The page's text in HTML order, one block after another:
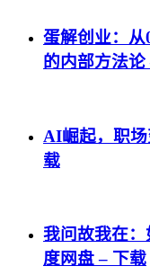
蛋解创业：
的内部方法
AI崛起，职
载
我问故我在
度网盘 – 下载